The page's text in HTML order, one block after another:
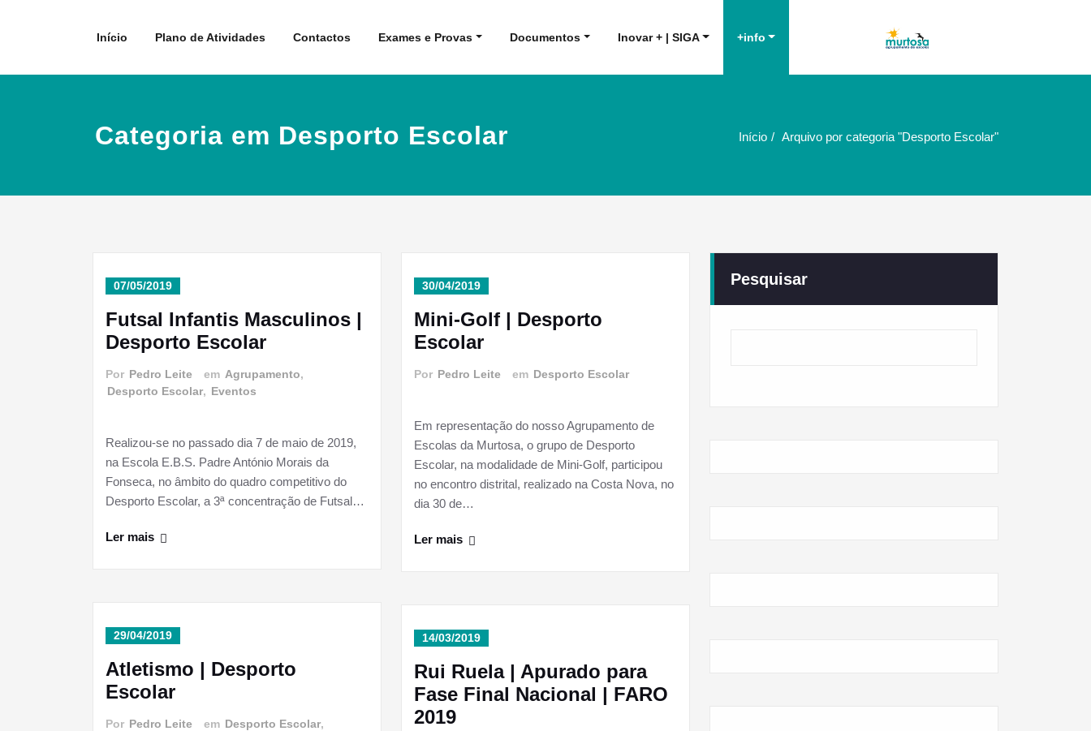
AE Murtosa
Agrupamento de Escolas da
Murtosa
Início Plano de Atividades Contactos Exames e Provas Documentos Inovar + | SIGA +info
Categoria em Desporto Escolar Início Arquivo por categoria "Desporto Escolar"
07/05/2019
Futsal Infantis Masculinos |
Desporto Escolar
Por Pedro Leite em Agrupamento,
Desporto Escolar, Eventos
Realizou-se no passado dia 7 de maio de 2019,
na Escola E.B.S. Padre António Morais da
Fonseca, no âmbito do quadro competitivo do
Desporto Escolar, a 3ª concentração de Futsal…
Ler mais
29/04/2019
Atletismo | Desporto
Escolar
Por Pedro Leite em Desporto Escolar,
30/04/2019
Mini-Golf | Desporto
Escolar
Por Pedro Leite em Desporto Escolar
Em representação do nosso Agrupamento de
Escolas da Murtosa, o grupo de Desporto
Escolar, na modalidade de Mini-Golf, participou
no encontro distrital, realizado na Costa Nova, no
dia 30 de…
Ler mais
14/03/2019
Rui Ruela | Apurado para
Fase Final Nacional | FARO
2019
Pesquisar